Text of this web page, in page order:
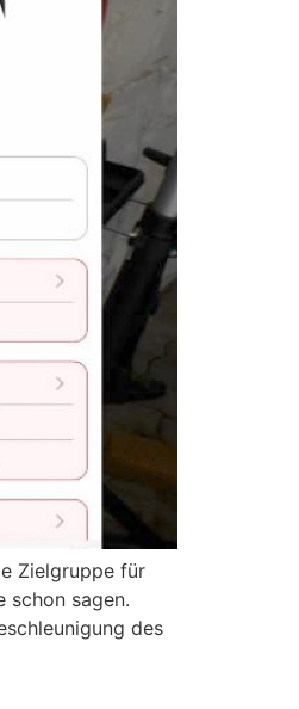
Zielgruppe für
schon sagen.
des